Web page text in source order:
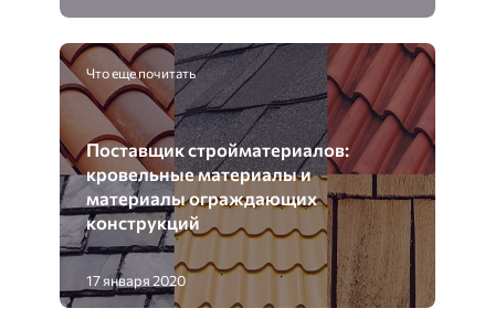
Что еще почитать
Поставщик стройматериалов:
кровельные материалы и
материалы ограждающих
конструкций
17 января 2020